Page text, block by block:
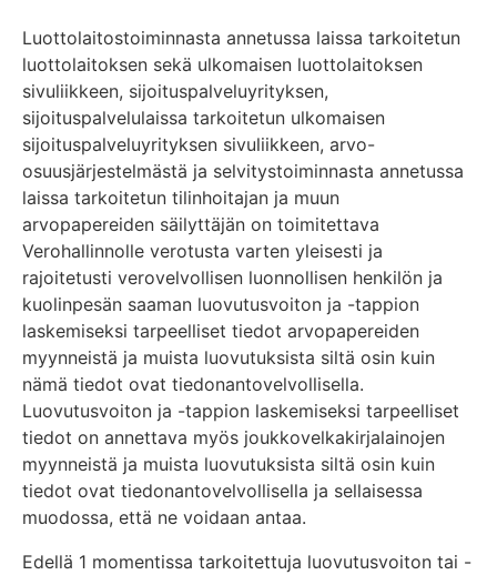
Luottolaitostoiminnasta annetussa laissa tarkoitetun
luottolaitoksen sekä ulkomaisen luottolaitoksen
sivuliikkeen, sijoituspalveluyrityksen,
sijoituspalvelulaissa tarkoitetun ulkomaisen
sijoituspalveluyrityksen sivuliikkeen, arvo-
osuusjärjestelmästä ja selvitystoiminnasta annetussa
laissa tarkoitetun tilinhoitajan ja muun
arvopapereiden säilyttäjän on toimitettava
Verohallinnolle verotusta varten yleisesti ja
rajoitetusti verovelvollisen luonnollisen henkilön ja
kuolinpesän saaman luovutusvoiton ja -tappion
laskemiseksi tarpeelliset tiedot arvopapereiden
myynneistä ja muista luovutuksista siltä osin kuin
nämä tiedot ovat tiedonantovelvollisella.
Luovutusvoiton ja -tappion laskemiseksi tarpeelliset
tiedot on annettava myös joukkovelkakirjalainojen
myynneistä ja muista luovutuksista siltä osin kuin
tiedot ovat tiedonantovelvollisella ja sellaisessa
muodossa, että ne voidaan antaa.
Edellä 1 momentissa tarkoitettuja luovutusvoiton tai -